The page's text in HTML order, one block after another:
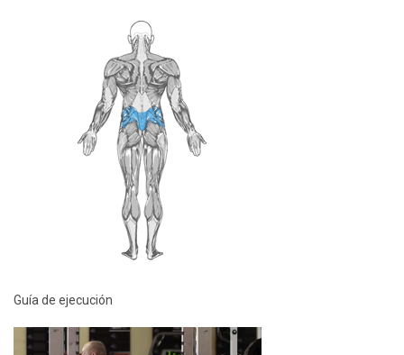
Guía de ejecución